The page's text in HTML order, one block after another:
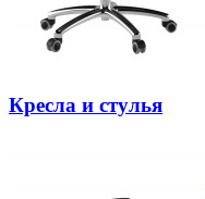
Кресла и стулья